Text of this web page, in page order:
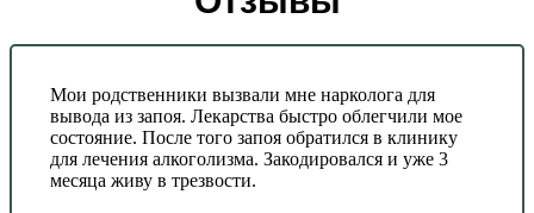
Мои родственники вызвали мне нарколога для
вывода из запоя. Лекарства быстро облегчили мое
состояние. После того запоя обратился в клинику
для лечения алкоголизма. Закодировался и уже 3
месяца живу в трезвости.